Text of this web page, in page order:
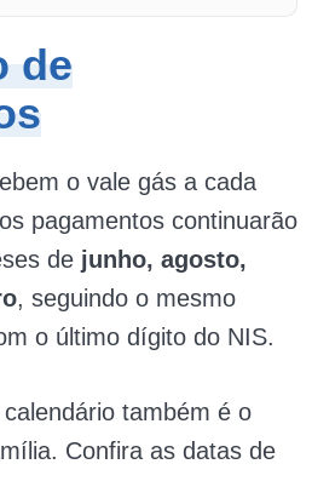
de
o vale gás a cada
pagamentos continuarão
de junho, agosto,
, seguindo o mesmo
o último dígito do NIS​.
também é o
Confira as datas de